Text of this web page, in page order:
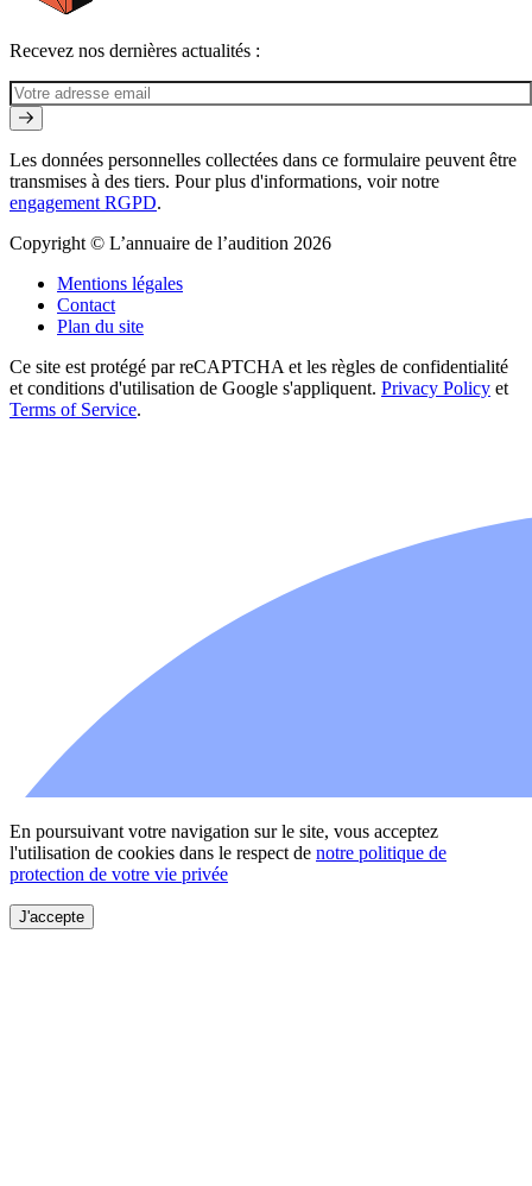
Recevez nos dernières actualités :
Les données personnelles collectées dans ce formulaire peuvent être
transmises à des tiers. Pour plus d'informations, voir notre
engagement RGPD.
Copyright © L’annuaire de l’audition 2026
Mentions légales
Contact
Plan du site
Ce site est protégé par reCAPTCHA et les règles de confidentialité
et conditions d'utilisation de Google s'appliquent. Privacy Policy et
Terms of Service.
En poursuivant votre navigation sur le site, vous acceptez
l'utilisation de cookies dans le respect de notre politique de
protection de votre vie privée
J'accepte